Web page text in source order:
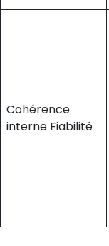
Cohérence
interne Fiabilité